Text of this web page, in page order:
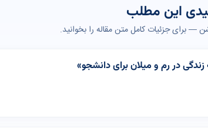
این مطلب
— برای جزئیات کامل متن مقاله را بخوانید.
در رم و میلان برای دانشجو»